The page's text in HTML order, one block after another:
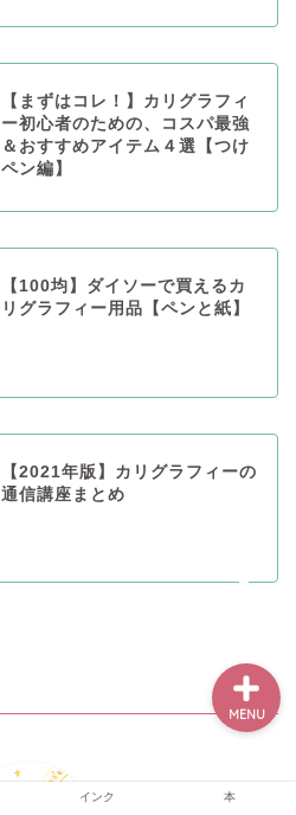
【まずはコレ！】カリグラフィ
ー初心者のための、コスパ最強
＆おすすめアイテム４選【つけ
ペン編】
【100均】ダイソーで買えるカ
リグラフィー用品【ペンと紙】
【2021年版】カリグラフィーの
通信講座まとめ
インク 本
MENU
本